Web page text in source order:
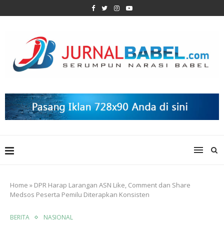
Home » DPR Harap Larangan ASN Like, Comment dan Share
Medsos Peserta Pemilu Diterapkan Konsisten
BERITA NASIONAL